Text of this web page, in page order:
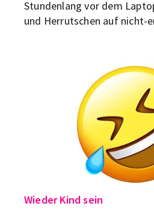
Stundenlang vor dem
und Herrutschen auf nicht-
verraten, was du dagegen
Wieder Kind sein